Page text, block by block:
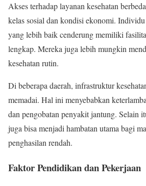
Akses terhadap layanan kesehatan
kelas sosial dan kondisi ekonomi.
yang lebih baik cenderung memiliki
lengkap. Mereka juga lebih mungkin
kesehatan rutin.
Di beberapa daerah, infrastruktur
memadai. Hal ini menyebabkan
dan pengobatan penyakit jantung. Selain
juga bisa menjadi hambatan utama bagi
penghasilan rendah.
Faktor Pendidikan dan Pekerjaan